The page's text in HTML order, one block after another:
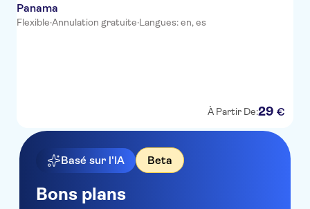
Panama
Flexible·Annulation gratuite·Langues: en, es
À Partir De:29 €
Basé sur l'IA Beta
Bons plans